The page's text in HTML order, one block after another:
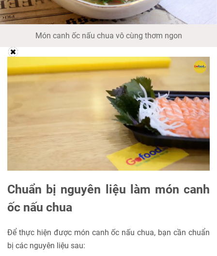
Món canh ốc nấu chua vô cùng thơm ngon
Chuẩn bị nguyên liệu làm món canh
ốc nấu chua
Để thực hiện được món canh ốc nấu chua, bạn cần chuẩn
bị các nguyên liệu sau: